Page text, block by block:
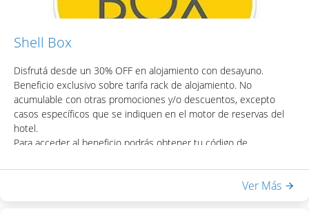
Shell Box
Disfrutá desde un 30% OFF en alojamiento con desayuno.
Beneficio exclusivo sobre tarifa rack de alojamiento. No
acumulable con otras promociones y/o descuentos, excepto
casos específicos que se indiquen en el motor de reservas del
hotel.
Para acceder al beneficio podrás obtener tu código de
- Desayuno Buffet
Ver Más